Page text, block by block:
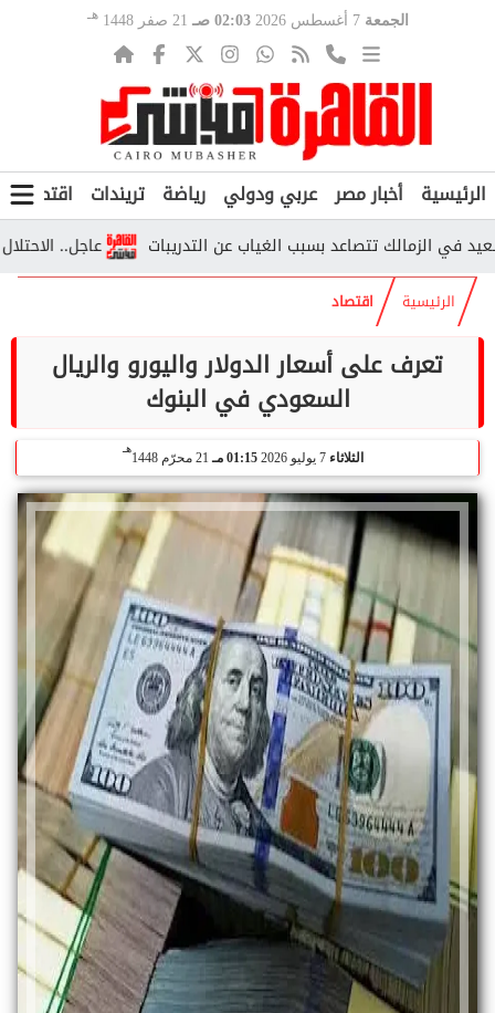
الجمعة 7 أغسطس 2026 02:03 صـ 21 صفر 1448 هـ
الرئيسية أخبار مصر عربي ودولي رياضة تريندات اقتصاد
عاجل.. الاحتلال تتصاعد بسبب الغياب عن التدريبات
الرئيسية اقتصاد
تعرف على أسعار الدولار واليورو والريال
السعودي في البنوك
الثلاثاء 01:15 مـ 21 محرّم 1448
هـ